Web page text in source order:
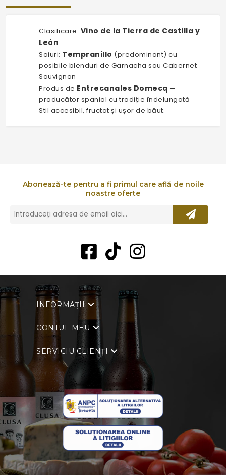
Clasificare: Vino de la Tierra de Castilla y
León
Soiuri: Tempranillo (predominant) cu
posibile blenduri de Garnacha sau Cabernet
Sauvignon
Produs de Entrecanales Domecq —
producător spaniol cu tradiție îndelungată
Stil accesibil, fructat și ușor de băut.
Abonează-te pentru a fi primul care află de noile
noastre oferte
INFORMAȚII
CONTUL MEU
SERVICIU CLIENȚI